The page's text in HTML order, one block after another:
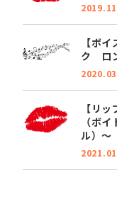
【ボ
ク ロ
【リ
（ボ
ル）～